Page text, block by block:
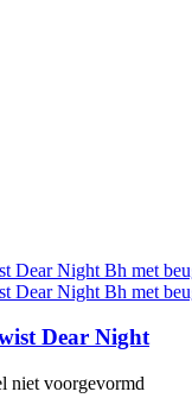
Dear Night
niet voorgevormd